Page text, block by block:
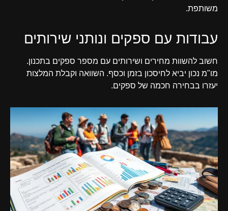
משותפת.
עבודות עם ספקים ונותני שירותים
חשוב להשוות מחירים ושירותים עם מספר ספקים בתכנון.
מו"מ נכון יביא לחיסכון בזמן וכסף. השוואה וקבלת המלצות
יעזרו בבחירה חכמה של ספקים.